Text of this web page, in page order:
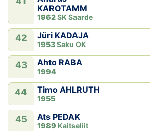
KAROTAMM
1962SK Saarde
42 Jüri KADAJA
1953Saku OK
43 Ahto RABA
1994
44 Timo AHLRUTH
1955
45 Ats PEDAK
1989 Kaitseliit